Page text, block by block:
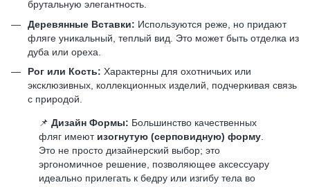
брутальную элегантность.
Деревянные Вставки: Используются реже, но придают
фляге уникальный, теплый вид. Это может быть отделка из
дуба или ореха.
Рог или Кость: Характерны для охотничьих или
эксклюзивных, коллекционных изделий, подчеркивая связь
с природой.
📌 Дизайн Формы: Большинство качественных
фляг имеют изогнутую (серповидную) форму
Это не просто дизайнерский выбор; это
эргономичное решение, позволяющее аксессуару
идеально прилегать к бедру или изгибу тела во